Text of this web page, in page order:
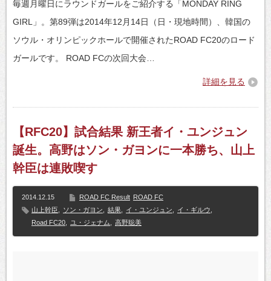
毎週月曜日にラウンドガールをご紹介する「MONDAY RING
GIRL」。第89弾は2014年12月14日（日・現地時間）、韓国の
ソウル・オリンピックホールで開催されたROAD FC20のロード
ガールです。 ROAD FCの次回大会…
詳細を見る
【RFC20】試合結果 新王者イ・ユンジュン
誕生。高野はソン・ガヨンに一本勝ち、山上
幹臣は連敗喫す
2014.12.15 ROAD FC Result ROAD FC
山上幹臣
ソン・ガヨン 結果 イ・ユンジュン イ・ギルウ
Road FC20
ユ・ジェナム 高野聡美